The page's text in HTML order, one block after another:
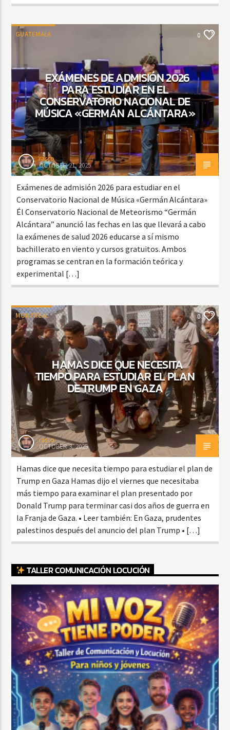
GUATEMALA 0
EXÁMENES DE ADMISIÓN 2026
PARA ESTUDIAR EN EL
CONSERVATORIO NACIONAL DE
MÚSICA «GERMÁN ALCÁNTARA»
rasco
OCTOBER 21, 2025
Exámenes de admisión 2026 para estudiar en el
Conservatorio Nacional de Música «Germán Alcántara»
Él Conservatorio Nacional de Meteorismo “Germán
Alcántara” anunció las fechas en las que llevará a cabo
la exámenes de salud 2026 educarse a sí mismo
bachillerato en viento y cursos gratuitos. Ambos
programas se centran en la formación teórica y
experimental […]
MONTREAL 0
HAMAS DICE QUE NECESITA
TIEMPO PARA ESTUDIAR EL PLAN
DE TRUMP EN GAZA
rasco
OCTOBER 3, 2025
Hamas dice que necesita tiempo para estudiar el plan de
Trump en Gaza Hamas dijo el viernes que necesitaba
más tiempo para examinar el plan presentado por
Donald Trump para terminar casi dos años de guerra en
la Franja de Gaza. • Leer también: En Gaza, prudentes
palestinos después del anuncio del plan Trump • […]
TALLER COMUNICACIÓN LOCUCIÓN